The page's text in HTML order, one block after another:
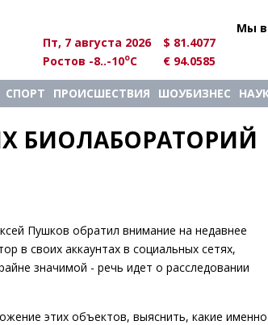
Мы в
Пт, 7 августа 2026
$ 81.4077
Ростов -8..-10oC € 94.0585
СПОРТ ПРОИСШЕСТВИЯ ШОУБИЗНЕС
БИОЛАБОРАТОРИЙ
Пушков обратил внимание на недавнее
в своих аккаунтах в социальных сетях,
значимой - речь идет о расследовании
этих объектов, выяснить, какие именно